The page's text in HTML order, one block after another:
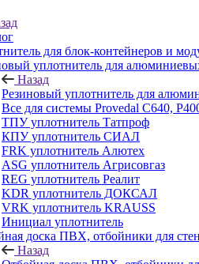
для блок-контейнеров и
уплотнитель для
Назад
Резиновый уплотнитель для
Все для системы Provedal С640,
ТПУ уплотнитель Татпроф
КПУ уплотнитель СИАЛ
FRK уплотнитель Алютех
ASG уплотнитель Агрисовгаз
REG уплотнитель Реалит
KDR уплотнитель ДОКСАЛ
VRK уплотнитель KRAUSS
Инициал уплотнитель
доска ПВХ, отбойники для
Назад